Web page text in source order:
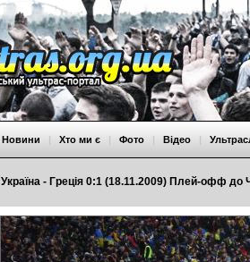
Україна - Греція 0:1 (18.11.2009) Плей-офф до
Новини | Хто ми є | Фото | Відео |